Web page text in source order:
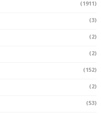
(1911)
(3)
(2)
(2)
(152)
(2)
(53)